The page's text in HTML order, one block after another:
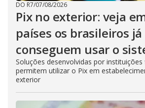
DO R7/07/08/2026
Pix no exterior: veja
países os brasileiros já
conseguem usar o
Soluções desenvolvidas por instituições
permitem utilizar o Pix em
exterior